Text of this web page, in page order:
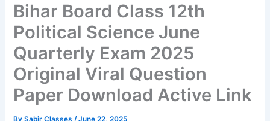
Bihar Board Class 12th
Political Science June
Quarterly Exam 2025
Original Viral Question
Paper Download Active Link